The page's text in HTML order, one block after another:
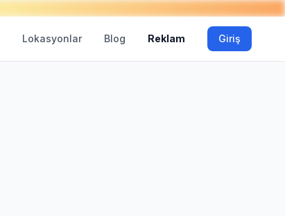
Lokasyonlar Blog Reklam Giriş